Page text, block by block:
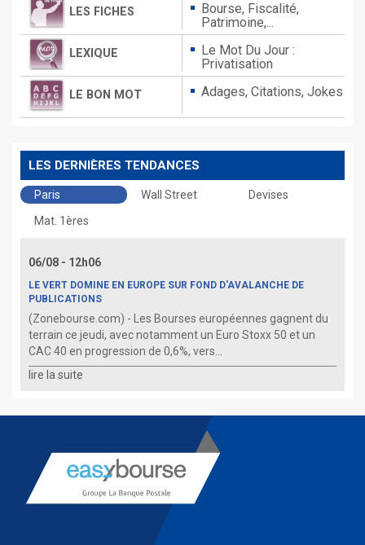
LES FICHES
Bourse, Fiscalité,
Patrimoine,...
LEXIQUE
Le Mot Du Jour :
Privatisation
LE BON MOT Adages, Citations, Jokes
LES DERNIÈRES TENDANCES
Paris Wall Street
Devises
Mat. 1ères
06/08 - 12h06
LE VERT DOMINE EN EUROPE SUR FOND D'AVALANCHE DE
PUBLICATIONS
(Zonebourse.com) - Les Bourses européennes gagnent du
terrain ce jeudi, avec notamment un Euro Stoxx 50 et un
CAC 40 en progression de 0,6%, vers...
lire la suite